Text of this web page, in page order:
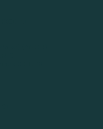
$)
(ANG ƒ)
€)
(XCD $)